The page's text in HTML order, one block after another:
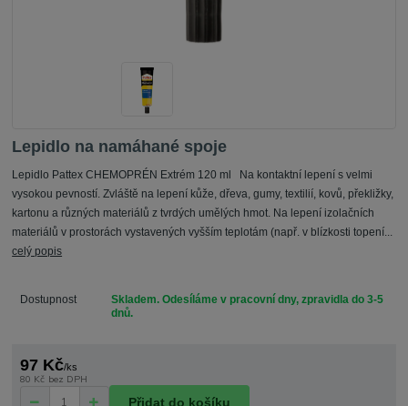
Lepidlo na namáhané spoje
Lepidlo Pattex CHEMOPRÉN Extrém 120 ml Na kontaktní lepení s velmi
vysokou pevností. Zvláště na lepení kůže, dřeva, gumy, textilií, kovů, překližky,
kartonu a různých materiálů z tvrdých umělých hmot. Na lepení izolačních
materiálů v prostorách vystavených vyšším teplotám (např. v blízkosti topení...
celý popis
Dostupnost
Skladem. Odesíláme v pracovní dny, zpravidla do 3-5
dnů.
97 Kč/ks
80 Kč bez DPH
Přidat do košíku